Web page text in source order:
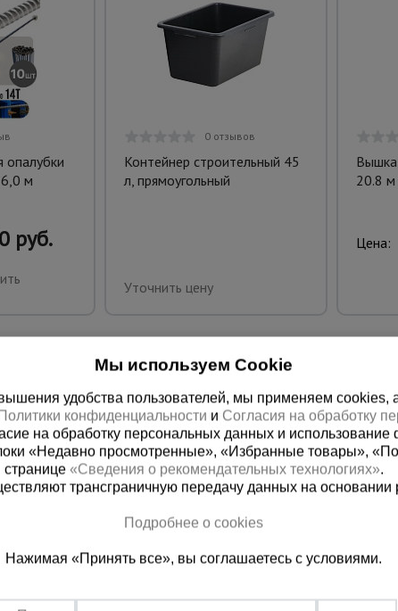
опалубки
м
руб.
0 отзывов
Контейнер строительный 45
л, прямоугольный
Уточнить цену
20.8 м
Цена:
200-25-90
звонок
+7 (861)
Заказать звонок
Мы используем Cookie
удобства пользователей, мы применяем cookies,
Политики конфиденциальности и Согласия на обработку
на обработку персональных данных и
«Недавно просмотренные», «Избранные товары»,
странице «Сведения о рекомендательных технологиях».
трансграничную передачу данных на
Подробнее о cookies
Нажимая «Принять все», вы соглашаетесь с условиями.